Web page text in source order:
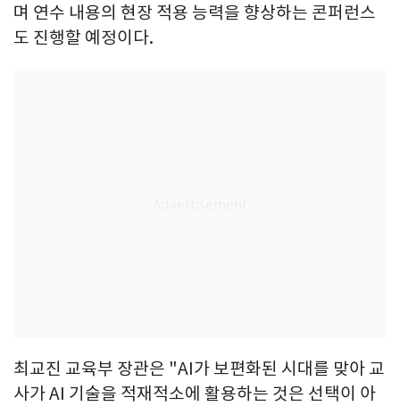
며 연수 내용의 현장 적용 능력을 향상하는 콘퍼런스
도 진행할 예정이다.
최교진 교육부 장관은 "AI가 보편화된 시대를 맞아 교
사가 AI 기술을 적재적소에 활용하는 것은 선택이 아